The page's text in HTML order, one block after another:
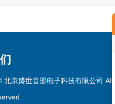
北京盛世音盟电子科技有限公司 All